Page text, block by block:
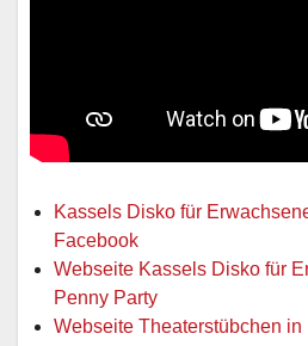
Kassels Disko für
Facebook
Webseite Kassels Disko für
Penny Party
Webseite Theaterstübchen in